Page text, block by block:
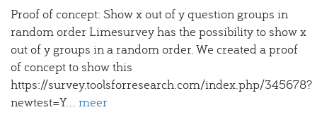
Proof of concept: Show x out of y question groups in
random order Limesurvey has the possibility to show x
out of y groups in a random order. We created a proof
of concept to show this
https://survey.toolsforresearch.com/index.php/345678?
newtest=Y... meer